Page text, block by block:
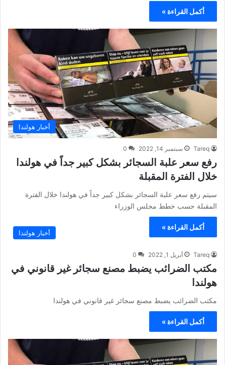
أكمل القراءة »
أخبار هولندا
Tareq سبتمبر 14, 2022 0
رفع سعر علبة السجائر بشكل كبير جداً في هولندا
خلال الفترة المقبلة
سيتم رفع سعر علبة السجائر بشكل كبير جداً في هولندا خلال الفترة
المقبلة حسب خطط مجلس الوزراء
أكمل القراءة »
أخبار هولندا
Tareq أبريل 1, 2022 0
مكتب الضرائب يضبط مصنع سجائر غير قانوني في
هولندا
مكتب الضرائب يضبط مصنع سجائر غير قانوني في هولندا
أكمل القراءة »